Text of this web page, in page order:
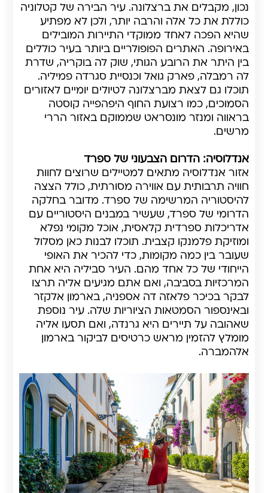
נכון, מקבלים את ברצלונה. עיר הבירה של קטלוניה
כוללת את כל אלה והרבה יותר, ולכן לא מפתיע
שהיא הפכה לאחד ממוקדי התיירות המובילים
באירופה. האתרים הפופולריים ביותר בעיר כוללים
בין היתר את הרובע הגותי, שוק לה בוקריה, שדרת
לה רמבלה, פארק גואל וכנסיית סגרדה פמיליה.
תוכלו גם לצאת מברצלונה לטיולים יומיים לאזורים
הסמוכים, כמו רצועת החוף היפהפייה קוסטה
בראווה ומנזר מונסראט שממוקם באזור הררי
מרשים.
אנדלוסיה: הדרום הצבעוני של ספרד
אזור אנדלוסיה מתאים למטיילים שרוצים לחוות
חוויה תרבותית עם אווירה מסורתית, כולל הצצה
להיסטוריה המרשימה של ספרד. מדובר בחלקה
הדרומי של ספרד, שעשיר במבנים היסטוריים עם
אדריכלות ספרדית קלאסית, אוכל מקומי נפלא
ומוזיקת פלמנקו קצבית. תוכלו לבנות כאן מסלול
שעובר בין כמה מקומות, כדי להכיר את האופי
הייחודי של כל אחד מהם. העיר סביליה היא אחת
המרכזיות בסביבה, ואם אתם מגיעים אליה תרצו
לבקר בכיכר פלאזה דה אספניה, בארמון אלקזר
ובאינספור הסמטאות הציוריות שלה. עיר נוספת
שאהובה על תיירים היא גרנדה, ואם תסעו אליה
מומלץ להזמין מראש כרטיסים לביקור בארמון
אלהמברה.